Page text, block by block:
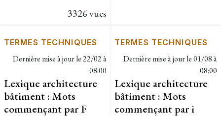
3326 vues
TERMES TECHNIQUES
Dernière mise à jour le22/02 à
08:00
Lexique architecture
bâtiment : Mots
commençant par F
TERMES TECHNIQUES
Dernière mise à jour le01/08 à
08:00
Lexique architecture
bâtiment : Mots
commençant par i